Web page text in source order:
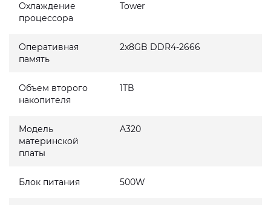
Охлаждение
процессора
Tower
Оперативная
память
2x8GB DDR4-2666
Объем второго
накопителя
1TB
Модель
материнской
платы
A320
Блок питания 500W